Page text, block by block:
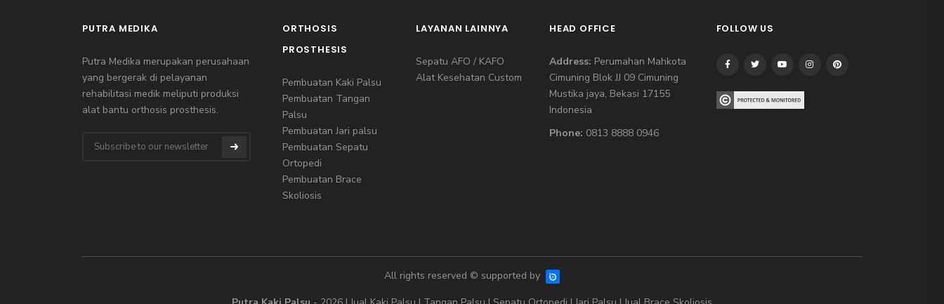
PUTRA MEDIKA
Putra Medika merupakan perusahaan
yang bergerak di pelayanan
rehabilitasi medik meliputi produksi
alat bantu orthosis prosthesis.
ORTHOSIS
PROSTHESIS
Pembuatan Kaki Palsu
Pembuatan Tangan
Palsu
Pembuatan Jari palsu
Pembuatan Sepatu
Ortopedi
Pembuatan Brace
Skoliosis
LAYANAN LAINNYA
Sepatu AFO / KAFO
Alat Kesehatan Custom
HEAD OFFICE
Address: Perumahan Mahkota
Cimuning Blok JJ 09 Cimuning
Mustika jaya, Bekasi 17155
Indonesia
Phone: 0813 8888 0946
FOLLOW US
All rights reserved © supported by